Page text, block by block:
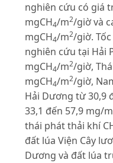
nghiên cứu có giá
mgCH4/m2/giờ và
mgCH4/m2/giờ.
nghiên cứu tại Hải
mgCH4/m2/giờ,
mgCH4/m2/giờ,
Hải Dương từ 30,9
33,1 đến 57,9 mg/m
thái phát thải khí
đất lúa Viện Cây
Dương và đất lúa